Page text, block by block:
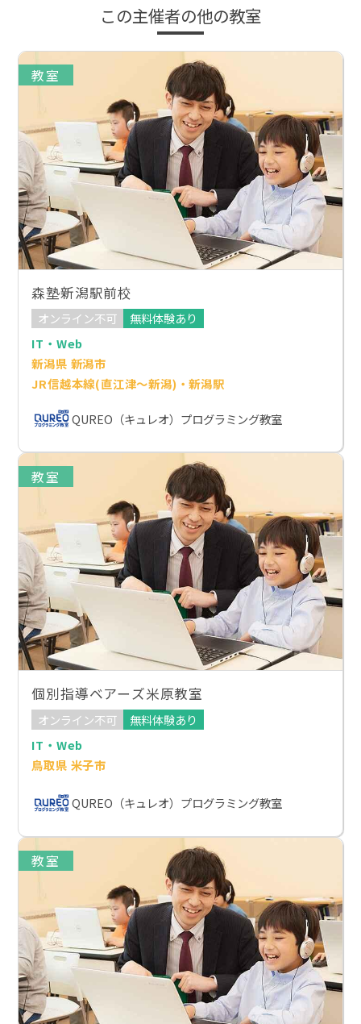
この主催者の他の教室
教室
森塾新潟駅前校
オンライン不可
無料体験あり
IT・Web
新潟県 新潟市
JR信越本線(直江津～新潟)・新潟駅
QUREO（キュレオ）プログラミング教室
教室
個別指導ベアーズ米原教室
オンライン不可
無料体験あり
IT・Web
鳥取県 米子市
QUREO（キュレオ）プログラミング教室
教室